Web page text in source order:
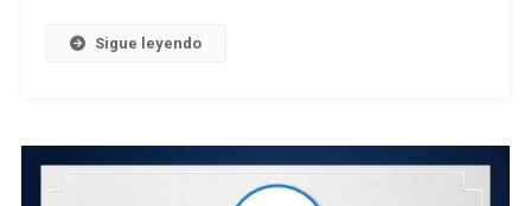
Sigue leyendo